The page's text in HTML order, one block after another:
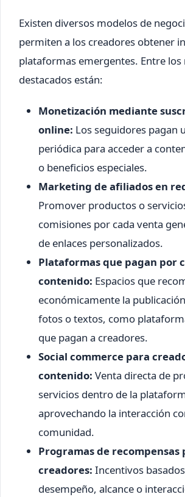
Existen diversos modelos de
permiten a los creadores obtener
plataformas emergentes. Entre los
destacados están:
Monetización mediante
online: Los seguidores pagan
periódica para acceder a
o beneficios especiales.
Marketing de afiliados en
Promover productos o
comisiones por cada venta
de enlaces personalizados.
Plataformas que pagan por
contenido: Espacios que
económicamente la
fotos o textos, como
que pagan a creadores.
Social commerce para
contenido: Venta directa de
servicios dentro de la
aprovechando la interacción
comunidad.
Programas de recompensas
creadores: Incentivos
desempeño, alcance o